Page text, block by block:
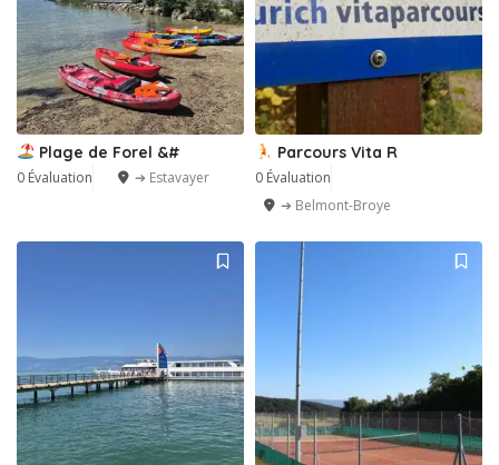
Plage de Forel &#
0 Évaluation ➔ Estavayer
Parcours Vita R
0 Évaluation
➔ Belmont-Broye